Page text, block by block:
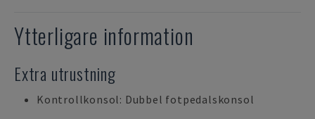
Ytterligare information
Extra utrustning
Kontrollkonsol: Dubbel fotpedalskonsol